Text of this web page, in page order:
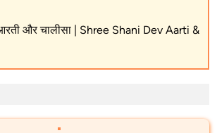
और चालीसा | Shree Shani Dev Aarti &